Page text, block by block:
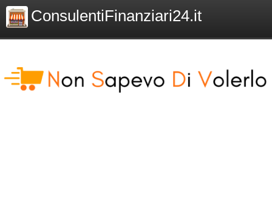
ConsulentiFinanziari24.it